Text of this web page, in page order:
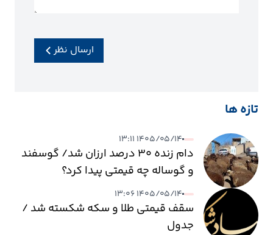
ارسال نظر
تازه ها
۱۴۰۵/۰۵/۱۴ ۱۳:۱۱
دام زنده ۳۰ درصد ارزان شد/ گوسفند
و گوساله چه قیمتی پیدا کرد؟
۱۴۰۵/۰۵/۱۴ ۱۳:۰۶
سقف قیمتی طلا و سکه شکسته شد /
جدول